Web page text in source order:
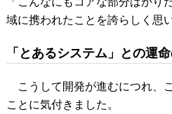
域に携われたことを誇らしく思
「とあるシステム」との運
こうして開発が進むにつれ、
ことに気付きました。